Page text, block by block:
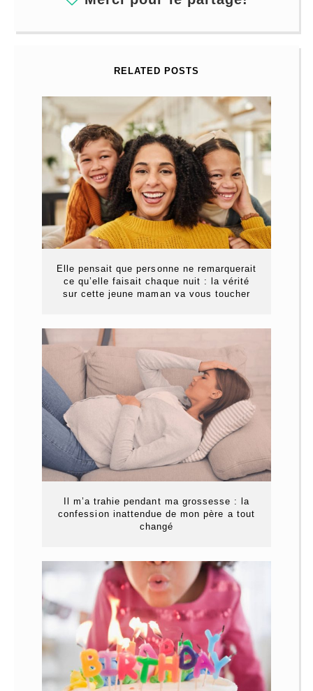
RELATED POSTS
Elle pensait que personne ne remarquerait
ce qu’elle faisait chaque nuit : la vérité
sur cette jeune maman va vous toucher
Il m’a trahie pendant ma grossesse : la
confession inattendue de mon père a tout
changé